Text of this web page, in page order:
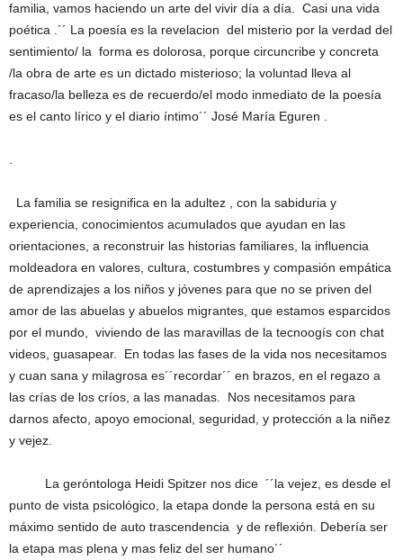
familia, vamos haciendo un arte del vivir día a día. Casi una vida
poética .´´ La poesía es la revelacion del misterio por la verdad del
sentimiento/ la forma es dolorosa, porque circuncribe y concreta
/la obra de arte es un dictado misterioso; la voluntad lleva al
fracaso/la belleza es de recuerdo/el modo inmediato de la poesía
es el canto lírico y el diario íntimo´´ José María Eguren .
La familia se resignifica en la adultez , con la sabiduria y
experiencia, conocimientos acumulados que ayudan en las
orientaciones, a reconstruir las historias familiares, la influencia
moldeadora en valores, cultura, costumbres y compasión empática
de aprendizajes a los niños y jóvenes para que no se priven del
amor de las abuelas y abuelos migrantes, que estamos esparcidos
por el mundo, viviendo de las maravillas de la tecnoogís con chat
videos, guasapear. En todas las fases de la vida nos necesitamos
y cuan sana y milagrosa es´´recordar´´ en brazos, en el regazo a
las crías de los críos, a las manadas. Nos necesitamos para
darnos afecto, apoyo emocional, seguridad, y protección a la niñez
y vejez.
La geróntologa Heidi Spitzer nos dice ´´la vejez, es desde el
punto de vista psicológico, la etapa donde la persona está en su
máximo sentido de auto trascendencia y de reflexión. Debería ser
la etapa mas plena y mas feliz del ser humano´´